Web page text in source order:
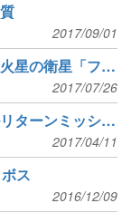
2017/09/01
ハッブル宇宙望遠鏡がとらえた火星の衛星「フォボス」
2017/07/26
日仏共同の火星衛星のサンプルリターンミッション「MMX」
2017/04/11
ス
2016/12/09